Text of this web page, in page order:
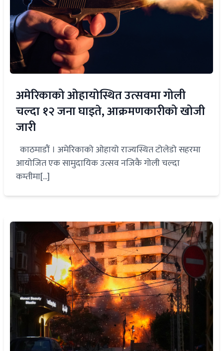
अमेरिकाको ओहायोस्थित उत्सवमा गोली
चल्दा १२ जना घाइते, आक्रमणकारीको खोजी
जारी
काठमाडौं । अमेरिकाको ओहायो राज्यस्थित टोलेडो सहरमा
आयोजित एक सामुदायिक उत्सव नजिकै गोली चल्दा
कम्तीमा[...]